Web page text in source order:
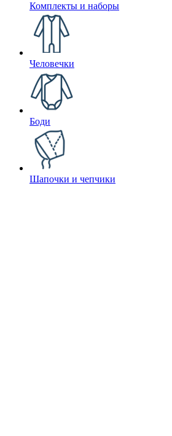
Комплекты и наборы
Человечки
Боди
Шапочки и чепчики